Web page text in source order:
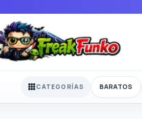
CATEGORÍAS BARATOS